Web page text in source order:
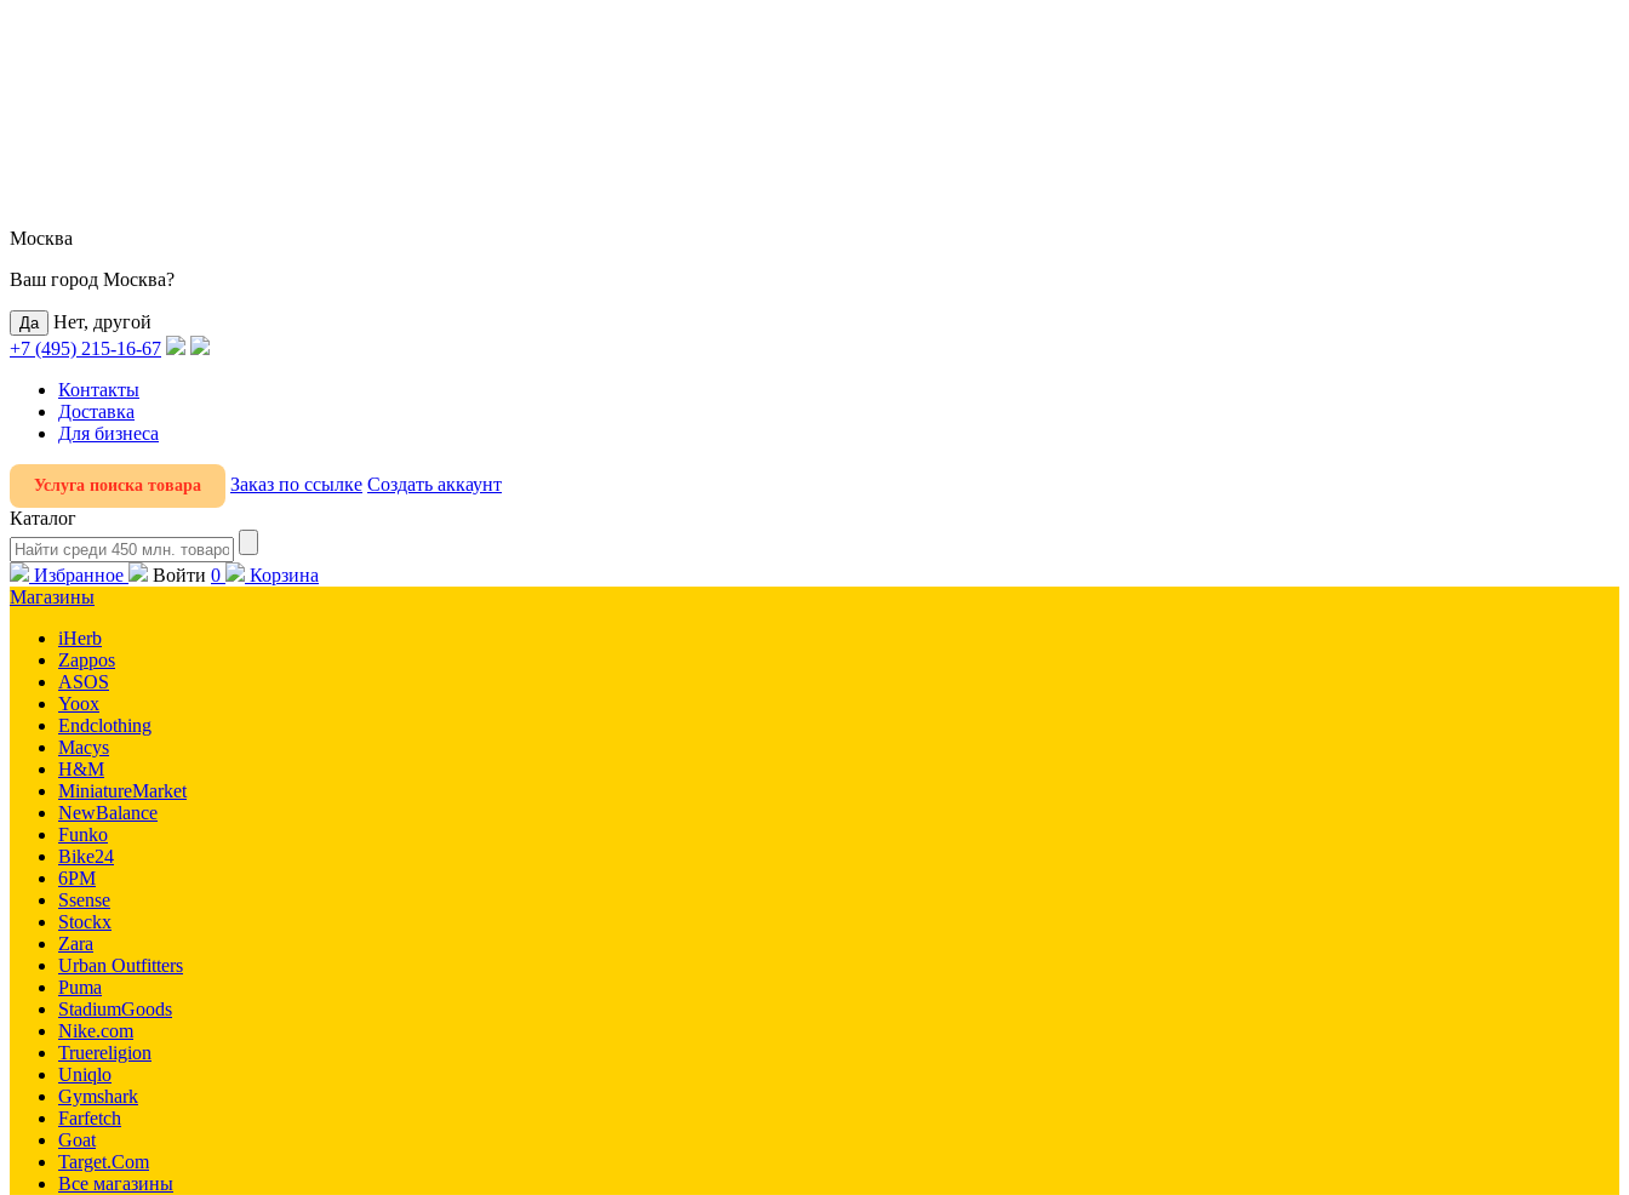
Москва
Ваш город Москва?
Нет, другой
+7 (495) 215-16-67
Контакты
Доставка
Для бизнеса
Услуга поиска товара Заказ по ссылке Создать аккаунт
Каталог
Избранное Войти 0
Корзина
Магазины
iHerb
Zappos
ASOS
Yoox
Endclothing
Macys
H&M
MiniatureMarket
NewBalance
Funko
Bike24
6PM
Ssense
Stockx
Zara
Urban Outfitters
Puma
StadiumGoods
Nike.com
Truereligion
Uniqlo
Gymshark
Farfetch
Goat
Target.Com
Все магазины